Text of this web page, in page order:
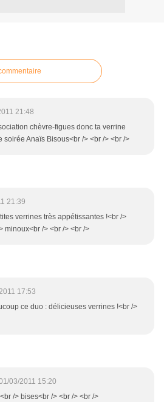
21:48
chèvre-figues donc ta verrine
soirée Anaïs Bisous<br /> <br /> <br />
21:39
verrines très appétissantes !<br />
minoux<br /> <br /> <br />
17:53
ce duo : délicieuses verrines !<br />
03/2011 15:20
/> bises<br /> <br /> <br />